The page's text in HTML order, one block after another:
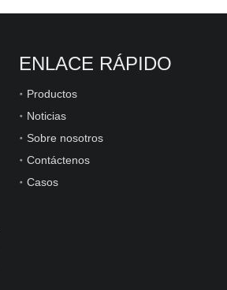
ENLACE RÁPIDO
Productos
Noticias
Sobre nosotros
Contáctenos
Casos